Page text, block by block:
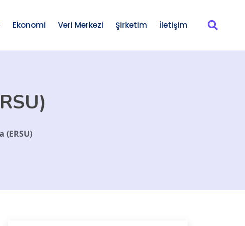
Ekonomi Veri Merkezi Şirketim İletişim
(ERSU)